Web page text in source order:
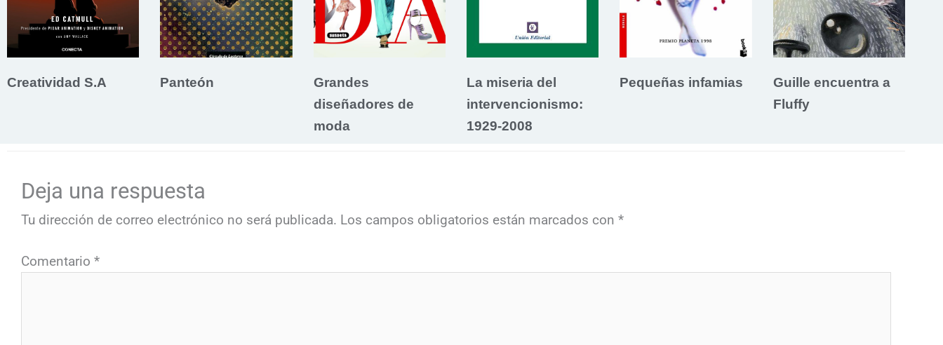
Creatividad S.A Panteón
Grandes
diseñadores de
moda
La miseria del
intervencionismo:
1929-2008
Pequeñas infamias
Guille encuentra a
Fluffy
Deja una respuesta
Tu dirección de correo electrónico no será publicada. Los campos obligatorios están marcados con *
Comentario *